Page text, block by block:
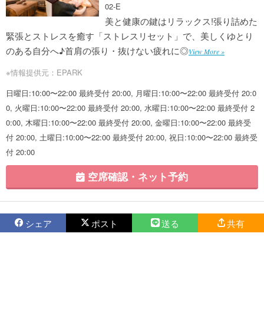
02-E
美と健康の鍵はリラックス!張り詰めた
緊張とストレスを癒す「ストレスリセット」で、美しくゆとり
のある自分へ♪首肩の張り・抜けない疲れに◎View More »
※情報提供元：EPARK
日曜日:10:00〜22:00 最終受付 20:00, 月曜日:10:00〜22:00 最終受付 20:0
0, 火曜日:10:00〜22:00 最終受付 20:00, 水曜日:10:00〜22:00 最終受付 2
0:00, 木曜日:10:00〜22:00 最終受付 20:00, 金曜日:10:00〜22:00 最終受
付 20:00, 土曜日:10:00〜22:00 最終受付 20:00, 祝日:10:00〜22:00 最終受
付 20:00
空席確認・ネット予約
シェア ポスト 送る 共有